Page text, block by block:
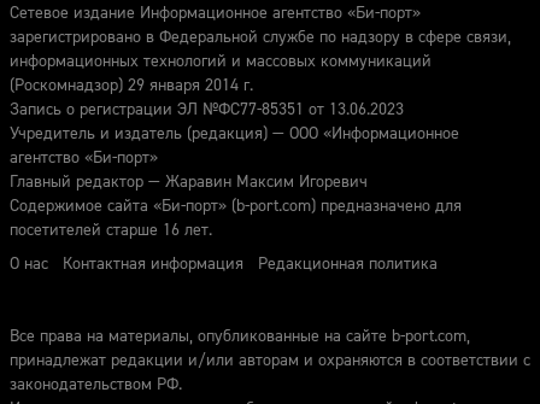
Сетевое издание Информационное агентство «Би-порт»
зарегистрировано в Федеральной службе по надзору в сфере связи,
информационных технологий и массовых коммуникаций
(Роскомнадзор) 29 января 2014 г.
Запись о регистрации ЭЛ №ФС77-85351 от 13.06.2023
Учредитель и издатель (редакция) — ООО «Информационное
агентство «Би-порт»
Главный редактор — Жаравин Максим Игоревич
Содержимое сайта «Би-порт» (b-port.com) предназначено для
посетителей старше 16 лет.
О нас
Контактная информация Редакционная политика
Все права на материалы, опубликованные на сайте b-port.com,
принадлежат редакции и/или авторам и охраняются в соответствии с
законодательством РФ.